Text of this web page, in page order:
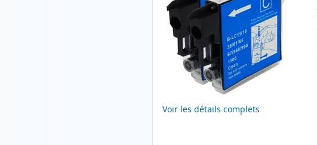
Voir les détails complets